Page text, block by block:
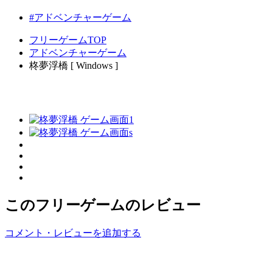
#アドベンチャーゲーム
フリーゲームTOP
アドベンチャーゲーム
柊夢浮橋 [ Windows ]
このフリーゲームのレビュー
コメント・レビューを追加する